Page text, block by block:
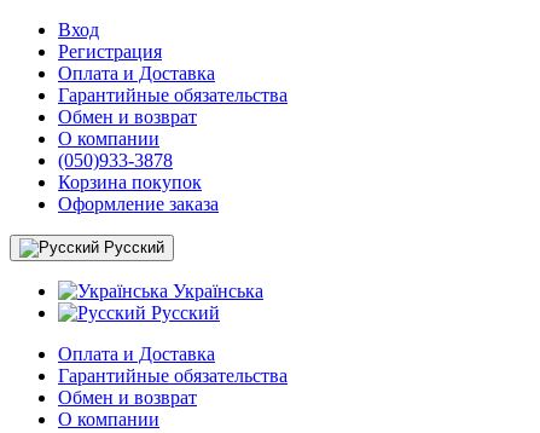
Вход
Регистрация
Оплата и Доставка
Гарантийные обязательства
Обмен и возврат
О компании
(050)933-3878
Корзина покупок
Оформление заказа
Русский
Українська
Русский
Оплата и Доставка
Гарантийные обязательства
Обмен и возврат
О компании